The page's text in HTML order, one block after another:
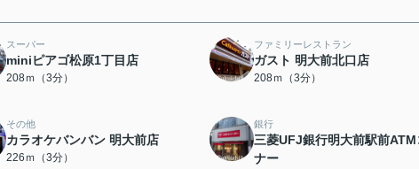
スーパー
miniピアゴ松原1丁目店
208ｍ（3分）
ファミリーレストラン
ガスト 明大前北口店
208ｍ（3分）
その他
カラオケバンバン 明大前店
226ｍ（3分）
銀行
三菱UFJ銀行明大前駅前ATM
ナー